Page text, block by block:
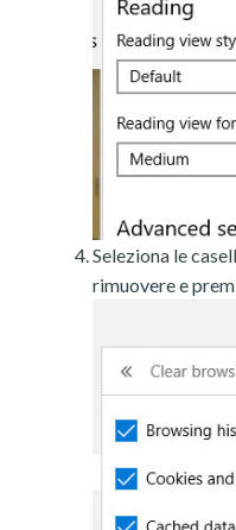
Seleziona le
rimuovere e